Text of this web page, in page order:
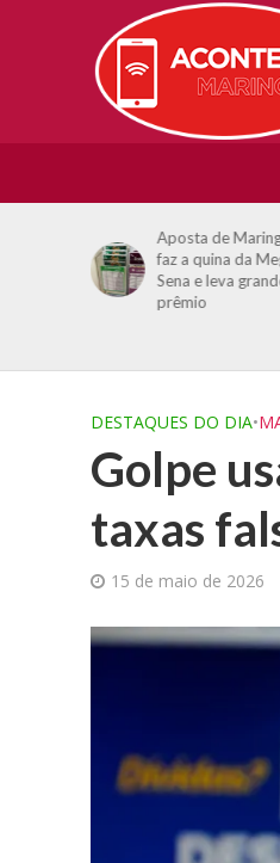
Aposta de
faz a quina da
Sena e leva
prêmio
DESTAQUES DO DIA•
Golpe
taxas
15 de maio de 2026